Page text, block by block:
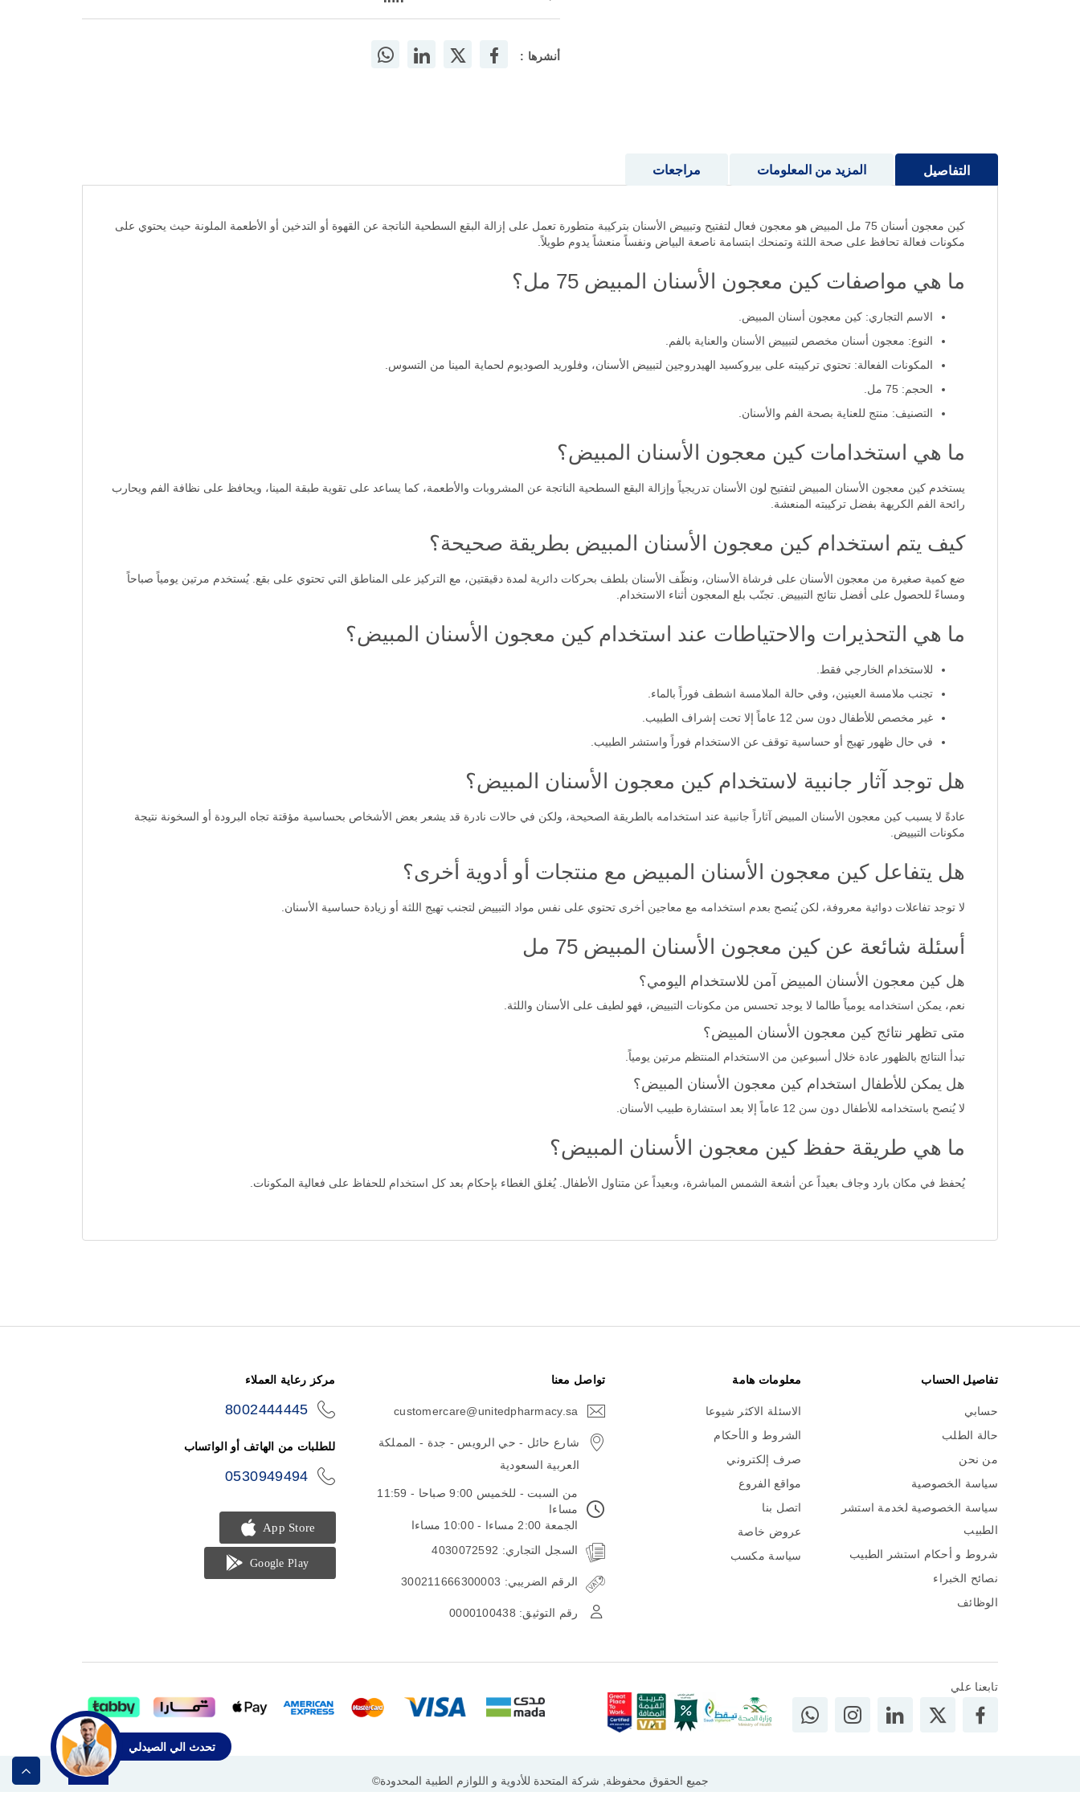
أنشرها :
التفاصيل
كين معجون أسنان 75 مل المبيض هو معجون فعال لتفتيح وتبييض الأسنان بتركيبة متطورة تعمل على إزالة البقع السطحية الناتجة عن القهوة أو التدخين أو الأطعمة الملونة حيث يحتوي على
مكونات فعالة تحافظ على صحة اللثة وتمنحك ابتسامة ناصعة البياض ونفساً منعشاً يدوم طويلاً.
ما هي مواصفات كين معجون الأسنان المبيض 75 مل؟
الاسم التجاري: كين معجون أسنان المبيض.
النوع: معجون أسنان مخصص لتبييض الأسنان والعناية بالفم.
المكونات الفعالة: تحتوي تركيبته على بيروكسيد الهيدروجين لتبييض الأسنان، وفلوريد الصوديوم لحماية المينا من التسوس.
الحجم: 75 مل.
التصنيف: منتج للعناية بصحة الفم والأسنان.
ما هي استخدامات كين معجون الأسنان المبيض؟
يستخدم كين معجون الأسنان المبيض لتفتيح لون الأسنان تدريجياً وإزالة البقع السطحية الناتجة عن المشروبات والأطعمة، كما يساعد على تقوية طبقة المينا، ويحافظ على نظافة الفم ويحارب
رائحة الفم الكريهة بفضل تركيبته المنعشة.
كيف يتم استخدام كين معجون الأسنان المبيض بطريقة صحيحة؟
ضع كمية صغيرة من معجون الأسنان على فرشاة الأسنان، ونظّف الأسنان بلطف بحركات دائرية لمدة دقيقتين، مع التركيز على المناطق التي تحتوي على بقع. يُستخدم مرتين يومياً صباحاً
ومساءً للحصول على أفضل نتائج التبييض. تجنّب بلع المعجون أثناء الاستخدام.
ما هي التحذيرات والاحتياطات عند استخدام كين معجون الأسنان المبيض؟
للاستخدام الخارجي فقط.
تجنب ملامسة العينين، وفي حالة الملامسة اشطف فوراً بالماء.
غير مخصص للأطفال دون سن 12 عاماً إلا تحت إشراف الطبيب.
في حال ظهور تهيج أو حساسية توقف عن الاستخدام فوراً واستشر الطبيب.
هل توجد آثار جانبية لاستخدام كين معجون الأسنان المبيض؟
عادةً لا يسبب كين معجون الأسنان المبيض آثاراً جانبية عند استخدامه بالطريقة الصحيحة، ولكن في حالات نادرة قد يشعر بعض الأشخاص بحساسية مؤقتة تجاه البرودة أو السخونة نتيجة
مكونات التبييض.
هل يتفاعل كين معجون الأسنان المبيض مع منتجات أو أدوية أخرى؟
لا توجد تفاعلات دوائية معروفة، لكن يُنصح بعدم استخدامه مع معاجين أخرى تحتوي على نفس مواد التبييض لتجنب تهيج اللثة أو زيادة حساسية الأسنان.
أسئلة شائعة عن كين معجون الأسنان المبيض 75 مل
هل كين معجون الأسنان المبيض آمن للاستخدام اليومي؟
نعم، يمكن استخدامه يومياً طالما لا يوجد تحسس من مكونات التبييض، فهو لطيف على الأسنان واللثة.
متى تظهر نتائج كين معجون الأسنان المبيض؟
تبدأ النتائج بالظهور عادة خلال أسبوعين من الاستخدام المنتظم مرتين يومياً.
هل يمكن للأطفال استخدام كين معجون الأسنان المبيض؟
لا يُنصح باستخدامه للأطفال دون سن 12 عاماً إلا بعد استشارة طبيب الأسنان.
ما هي طريقة حفظ كين معجون الأسنان المبيض؟
يُحفظ في مكان بارد وجاف بعيداً عن أشعة الشمس المباشرة، وبعيداً عن متناول الأطفال. يُغلق الغطاء بإحكام بعد كل استخدام للحفاظ على فعالية المكونات.
المزيد من المعلومات مراجعات
تحدث الي الصيدلي
تفاصيل الحساب
حسابي
حالة الطلب
من نحن
سياسة الخصوصية
سياسة الخصوصية لخدمة استشر
الطبيب
شروط و أحكام استشر الطبيب
نصائح الخبراء
الوظائف
معلومات هامة
الاسئلة الاكثر شيوعا
الشروط و الأحكام
صرف إلكتروني
مواقع الفروع
اتصل بنا
عروض خاصة
سياسة مكسب
تواصل معنا
customercare@unitedpharmacy.sa
شارع حائل - حي الرويس - جدة - المملكة
العربية السعودية
من السبت - للخميس 9:00 صباحا - 11:59
مساءا
الجمعة 2:00 مساءا - 10:00 مساءا
السجل التجاري: 4030072592
الرقم الضريبي: 300211666300003
رقم التوثيق: 0000100438
مركز رعاية العملاء
8002444445
للطلبات من الهاتف أو الواتساب
0530949494
تابعنا علي
جميع الحقوق محفوظة, شركة المتحدة للأدوية و اللوازم الطبية المحدودة©